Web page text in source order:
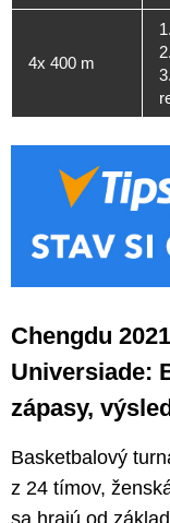
4x 400 m
Chengdu
Universiade:
zápasy,
Basketbalový
z 24 tímov,